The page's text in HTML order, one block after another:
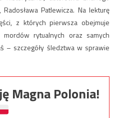
Patlewicza. Na lekturę
z których pierwsza obejmuje
rytualnych oraz samych
– szczegóły śledztwa w sprawie
Magna Polonia!